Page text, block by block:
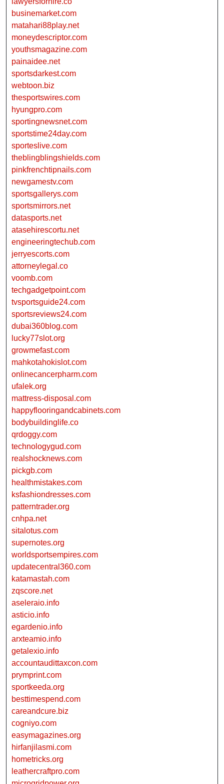
businemarket.com
matahari88play.net
moneydescriptor.com
youthsmagazine.com
painaidee.net
sportsdarkest.com
webtoon.biz
thesportswires.com
hyungpro.com
sportingnewsnet.com
sportstime24day.com
sporteslive.com
theblingblingshields.com
pinkfrenchtipnails.com
newgamestv.com
sportsgallerys.com
sportsmirrors.net
datasports.net
atasehirescortu.net
engineeringtechub.com
jerryescorts.com
attorneylegal.co
voomb.com
techgadgetpoint.com
tvsportsguide24.com
sportsreviews24.com
dubai360blog.com
lucky77slot.org
growmefast.com
mahkotahokislot.com
onlinecancerpharm.com
ufalek.org
mattress-disposal.com
happyflooringandcabinets.com
bodybuildinglife.co
qrdoggy.com
technologygud.com
realshocknews.com
pickgb.com
healthmistakes.com
ksfashiondresses.com
patterntrader.org
cnhpa.net
sitalotus.com
supernotes.org
worldsportsempires.com
updatecentral360.com
katamastah.com
zqscore.net
aseleraio.info
asticio.info
egardenio.info
arxteamio.info
getalexio.info
accountaudittaxcon.com
prymprint.com
sportkeeda.org
besttimespend.com
careandcure.biz
cogniyo.com
easymagazines.org
hirfanjilasmi.com
hometricks.org
leathercraftpro.com